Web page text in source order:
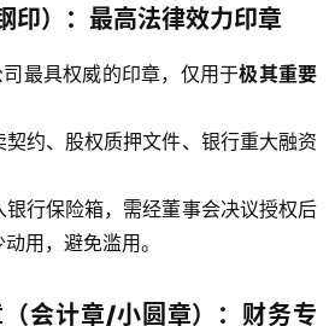
印）：最高法律效力印章
司最具权威的印章，仅用于极其重要
契约、股权质押文件、银行重大融资
银行保险箱，需经董事会决议授权后
用，避免滥用。
会计章/小圆章）：财务专